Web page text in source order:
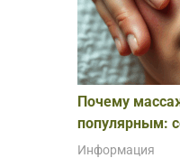
Почему
популярным:
Информация